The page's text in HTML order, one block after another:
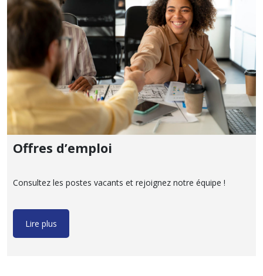
Offres d’emploi
Consultez les postes vacants et rejoignez notre équipe !
Lire plus